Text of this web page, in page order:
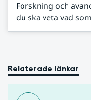
Forskning och
du ska veta vad
Relaterade länkar